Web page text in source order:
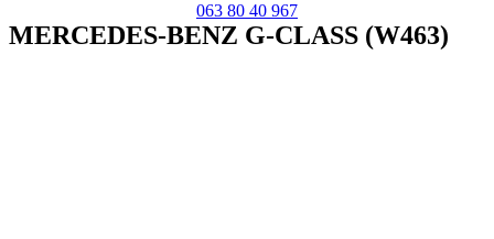
063 80 40 967
MERCEDES-BENZ G-CLASS (W463)